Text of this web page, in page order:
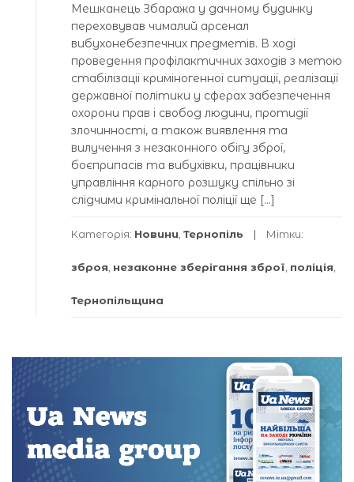
Мешканець Збаража у дачному будинку
переховував чималий арсенал
вибухонебезпечних предметів. В ході
проведення профілактичних заходів з метою
стабілізації криміногенної ситуації, реалізації
державної політики у сферах забезпечення
охорони прав і свобод людини, протидії
злочинності, а також виявлення та
вилучення з незаконного обігу зброї,
боєприпасів та вибухівки, працівники
управління карного розшуку спільно зі
слідчими кримінальної поліції ще […]
Категорія: Новини Тернопіль Мітки:
зброя незаконне зберігання зброї поліція
Тернопільщина